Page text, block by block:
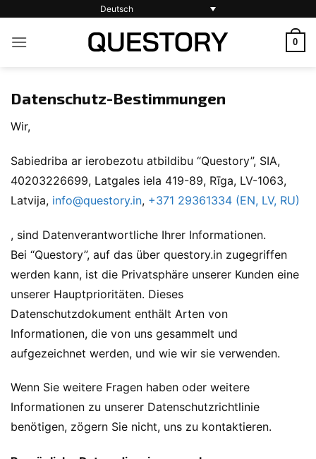
springen
Deutsch
0
Datenschutz-Bestimmungen
Wir,
Sabiedriba ar ierobezotu atbildibu “Questory”, SIA,
40203226699, Latgales iela 419-89, Rīga, LV-1063,
Latvija, info@questory.in, +371 29361334 (EN, LV, RU)
, sind Datenverantwortliche Ihrer Informationen.
Bei “Questory”, auf das über questory.in zugegriffen
werden kann, ist die Privatsphäre unserer Kunden eine
unserer Hauptprioritäten. Dieses
Datenschutzdokument enthält Arten von
Informationen, die von uns gesammelt und
aufgezeichnet werden, und wie wir sie verwenden.
Wenn Sie weitere Fragen haben oder weitere
Informationen zu unserer Datenschutzrichtlinie
benötigen, zögern Sie nicht, uns zu kontaktieren.